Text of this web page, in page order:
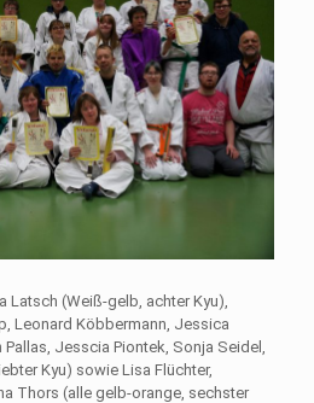
Latsch (Weiß-gelb, achter Kyu),
Leonard Köbbermann, Jessica
Jesscia Piontek, Sonja Seidel,
Kyu) sowie Lisa Flüchter,
Thors (alle gelb-orange, sechster